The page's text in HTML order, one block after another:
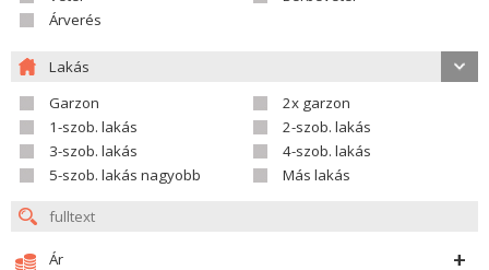
Árverés
Lakás
Garzon
2x garzon
1-szob. lakás
2-szob. lakás
3-szob. lakás
4-szob. lakás
5-szob. lakás nagyobb
Más lakás
Ár